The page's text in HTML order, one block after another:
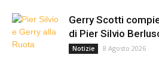
Gerry Scotti
di Pier Silvio
Notizie 8 Agosto 2026